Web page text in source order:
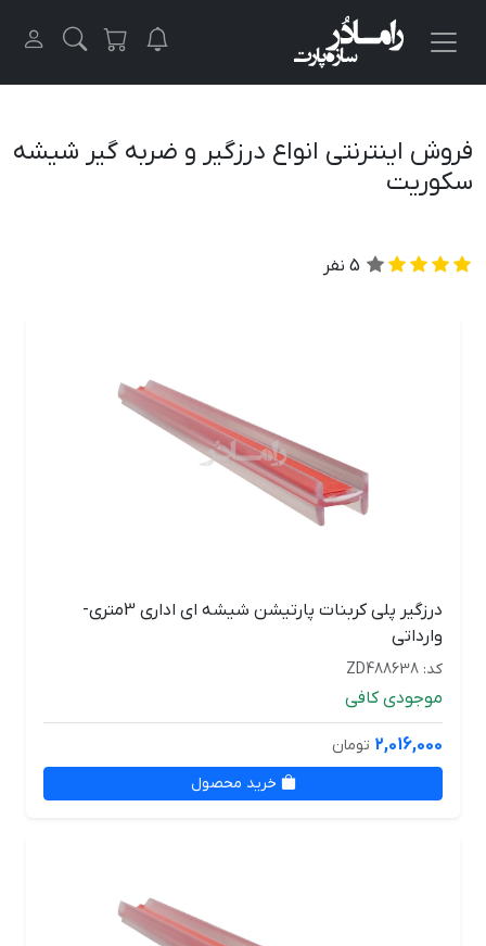
فروش اینترنتی انواع درزگیر و ضربه گیر شیشه
سکوریت
5 نفر
درزگیر پلی کربنات پارتیشن شیشه ای اداری 3متری-
وارداتی
کد: ZD488638
موجودی کافی
2,016,000 تومان
خرید محصول